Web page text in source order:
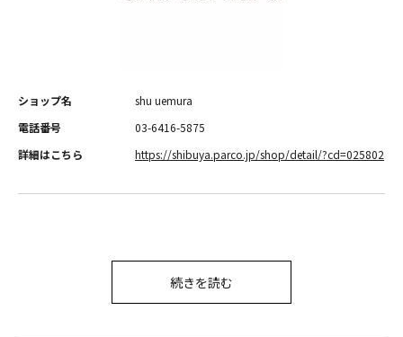
ショップ名
shu uemura
電話番号
03-6416-5875
詳細はこちら
https://shibuya.parco.jp/shop/detail/?cd=025802
続きを読む